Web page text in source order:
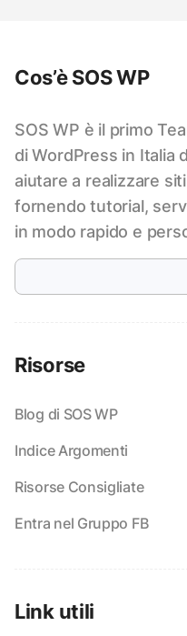
Cos’è SOS WP
SOS WP è il primo
di WordPress in Italia
aiutare a realizzare
fornendo tutorial,
in modo rapido e
Risorse
Blog di SOS WP
Indice Argomenti
Risorse Consigliate
Entra nel Gruppo FB
Link utili